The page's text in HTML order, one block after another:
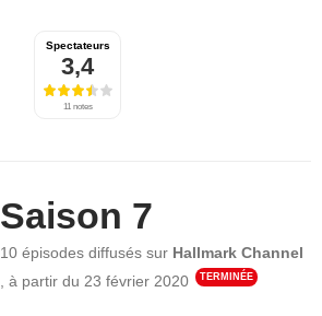
Spectateurs
3,4
11 notes
Saison 7
10 épisodes diffusés sur Hallmark Channel
,à partir du23 février 2020 TERMINÉE